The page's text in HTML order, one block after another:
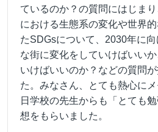
ているのか？の質問にはじま
における生態系の変化や世界的
たSDGsについて、2030年に
な街に変化をしていけばいい
いけばいいのか？などの質問
た。 みなさん、とても熱心に
日学校の先生からも「とても
想をもらいました。